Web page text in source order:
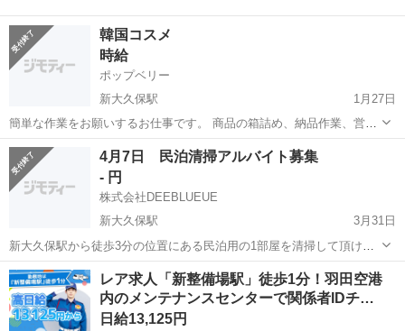
韓国コスメ
時給
ポップベリー
新大久保駅
1月27日
簡単な作業をお願いするお仕事です。 商品の箱詰め、納品作業、営業
アシスタントなど。 多国籍なので言葉が話せなくても気軽に問い合わ
せてみてください。
東京 新大久保駅 その他 韓国コスメ
4月7日 民泊清掃アルバイト募集
- 円
株式会社DEEBLUEUE
新大久保駅
3月31日
新大久保駅から徒歩3分の位置にある民泊用の1部屋を清掃して頂ける
方を探しております。 1Rの部屋です。 12〜15時で行って頂きます。
4500円（交通費込み）での依頼です。 何も必要なく、どなたでも可能
です...
東京 新宿区 新大久保駅 その他
レア求人「新整備場駅」徒歩1分！羽田空港
内のメンテナンスセンターで関係者IDチ…
日給13,125円